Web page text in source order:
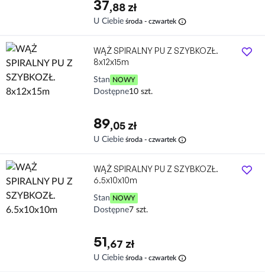
37,88 zł
U Ciebie środa - czwartek info
WĄŻ SPIRALNY PU Z SZYBKOZŁ.
8x12x15m
Stan NOWY
Dostępne10 szt.
89,05 zł
U Ciebie środa - czwartek info
WĄŻ SPIRALNY PU Z SZYBKOZŁ.
6.5x10x10m
Stan NOWY
Dostępne7 szt.
51,67 zł
U Ciebie środa - czwartek info